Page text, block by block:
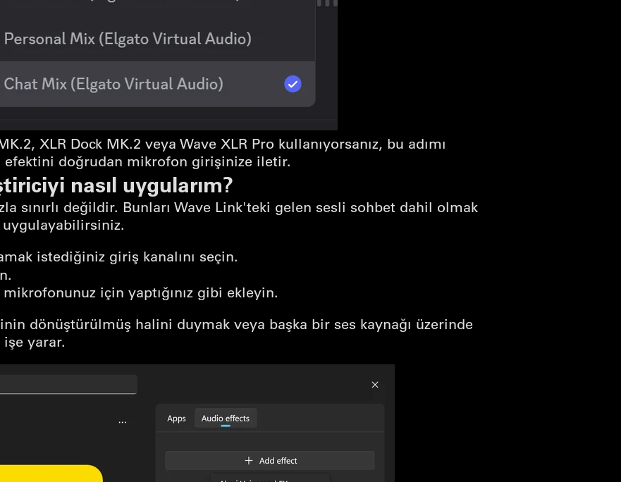
XLR Dock MK.2 veya Wave XLR Pro kullanıyorsanız, bu adımı
efektini doğrudan mikrofon girişinize iletir.
nasıl uygularım?
sınırlı değildir. Bunları Wave Link'teki gelen sesli sohbet dahil olmak
istediğiniz giriş kanalını seçin.
için yaptığınız gibi ekleyin.
dönüştürülmüş halini duymak veya başka bir ses kaynağı üzerinde
yarar.